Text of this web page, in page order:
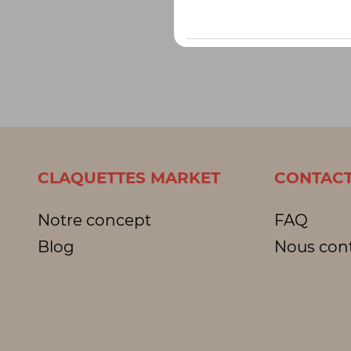
CLAQUETTES MARKET
Notre concept
Blog
FAQ
Nous